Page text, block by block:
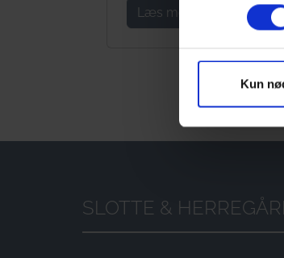
Kun
Læs mere
SLOTTE &